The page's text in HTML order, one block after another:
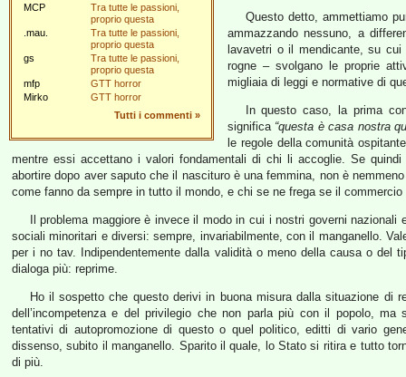
MCP
Tra tutte le passioni,
proprio questa
.mau.
Tra tutte le passioni,
proprio questa
gs
Tra tutte le passioni,
proprio questa
mfp
GTT horror
Mirko
GTT horror
Tutti i commenti »
Questo detto, ammettiamo
ammazzando nessuno, a
lavavetri o il mendicante, su
rogne – svolgano le proprie
migliaia di leggi e normative di
In questo caso, la prima
significa “questa è casa nostra
le regole della comunità
mentre essi accettano i valori fondamentali di chi li accoglie. Se
abortire dopo aver saputo che il nascituro è una femmina, non è
come fanno da sempre in tutto il mondo, e chi se ne frega se il
Il problema maggiore è invece il modo in cui i nostri governi
sociali minoritari e diversi: sempre, invariabilmente, con il manganello.
per i no tav. Indipendentemente dalla validità o meno della causa o del
dialoga più: reprime.
Ho il sospetto che questo derivi in buona misura dalla situazione di
dell’incompetenza e del privilegio che non parla più con il popolo,
tentativi di autopromozione di questo o quel politico, editti di vario
dissenso, subito il manganello. Sparito il quale, lo Stato si ritira e tutto
di più.